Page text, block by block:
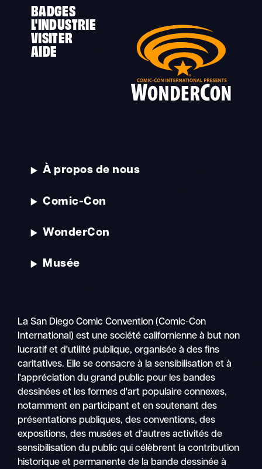
BADGES
L'INDUSTRIE
VISITER
AIDE
À propos de nous
Comic-Con
WonderCon
Musée
La San Diego Comic Convention (Comic-Con
International) est une société californienne à but non
lucratif et d'utilité publique, organisée à des fins
caritatives. Elle se consacre à la sensibilisation et à
l'appréciation du grand public pour les bandes
dessinées et les formes d'art populaire connexes,
notamment en participant et en soutenant des
présentations publiques, des conventions, des
expositions, des musées et d'autres activités de
sensibilisation du public qui célèbrent la contribution
historique et permanente de la bande dessinée à